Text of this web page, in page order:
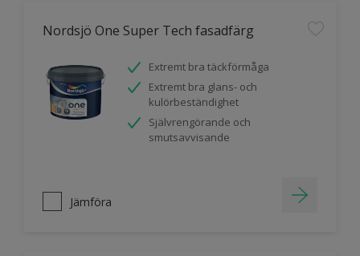
Nordsjö One Super Tech fasadfärg
Extremt bra täckförmåga
Extremt bra glans- och
kulörbeständighet
Självrengörande och
smutsavvisande
Jämföra